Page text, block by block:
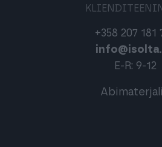
+358 207 181
E-R: 9-12